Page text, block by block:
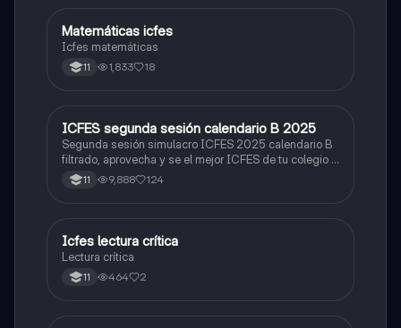
ICFES: Matemáticas
Matemáticas icfes
Icfes matemáticas
11 1,833 18
ICFES: Lectura Crítica
ICFES segunda sesión calendario B 2025
Segunda sesión simulacro ICFES 2025 calendario B
filtrado, aprovecha y se el mejor ICFES de tu colegio y
poder ingresar a universidad, y estudiar aquella
carrera con la que tanto sueñas.
11 9,888 124
Lengua Castellana
Icfes lectura crítica
Lectura crítica
11 464 2